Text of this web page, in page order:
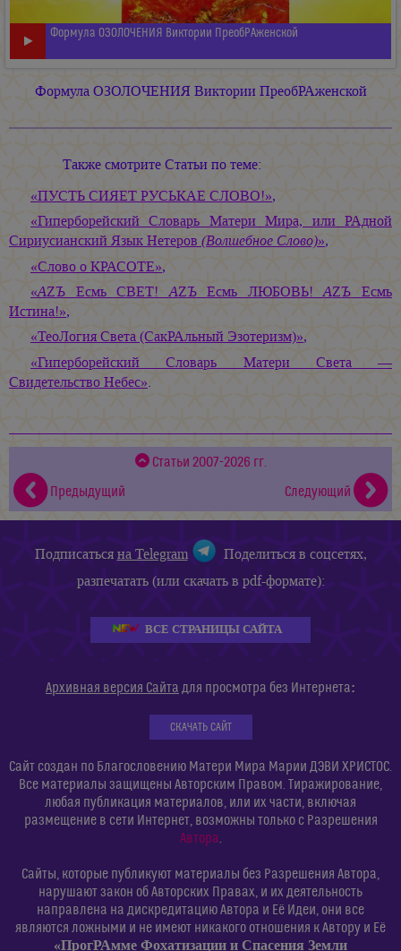
Формула ОЗОЛОЧЕНИЯ Виктории ПреобРАженской
Формула ОЗОЛОЧЕНИЯ Виктории ПреобРАженской
Также смотрите Статьи по теме:
«ПУСТЬ СИЯЕТ РУСЬКАЕ СЛОВО!»,
«Гиперборейский Словарь Матери Мира, или РАдной
Сириусианский Язык Нетеров (Волшебное Слово)»,
«Слово о КРАСОТЕ»,
«АZЪ Есмь СВЕТ!АZЪЕсмь ЛЮБОВЬ!АZЪ Есмь
Истина!»,
«ТеоЛогия Света (СакРАльный Эзотеризм)»,
«Гиперборейский Словарь Матери Света —
Свидетельство Небес».
Статьи 2007-2026 гг.
Предыдущий
Следующий
Подписатьсяна Telegram
Поделиться в соцсетях,
разпечатать (или скачать в pdf-формате):
ВСЕ СТРАНИЦЫ САЙТА
Архивная версия Сайта для просмотра без Интернета:
СКАЧАТЬ САЙТ
Сайт создан по Благословению Матери Мира Марии ДЭВИ ХРИСТОС.
Все материалы защищены Авторским Правом. Тиражирование,
любая публикация материалов, или их части, включая
размещение в сети Интернет, возможны только с Разрешения
Автора.
Сайты, которые публикуют материалы без Разрешения Автора,
нарушают закон об Авторских Правах, и их деятельность
направлена на дискредитацию Автора и Её Идеи, они все
являются ложными и не имеют никакого отношения к Автору и Её
«ПрогРАмме Фохатизации и Спасения Земли